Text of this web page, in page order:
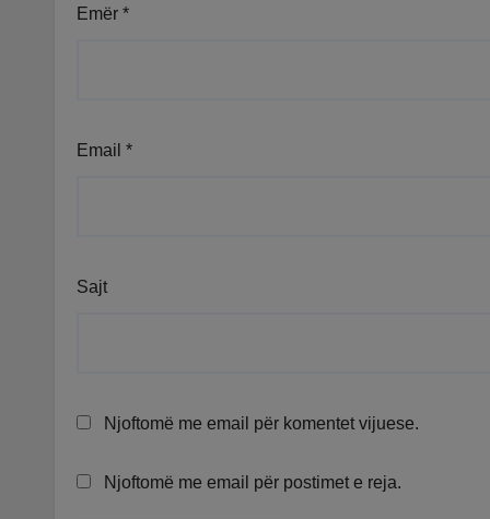
Emër *
Email *
Sajt
Njoftomë me email për komentet vijuese.
Njoftomë me email për postimet e reja.